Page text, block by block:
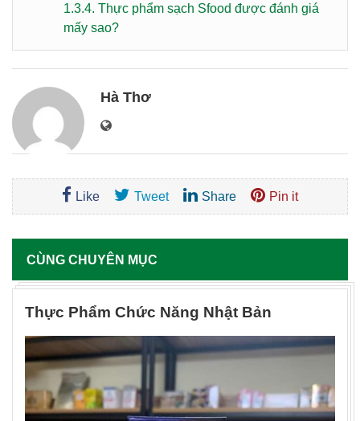
1.3.4. Thực phẩm sạch Sfood được đánh giá
mấy sao?
Hà Thơ
Like Tweet Share Pin it
CÙNG CHUYÊN MỤC
Thực Phẩm Chức Năng Nhật Bản